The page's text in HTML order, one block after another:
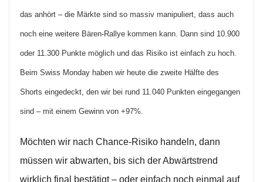
das anhört – die Märkte sind so massiv manipuliert, dass auch
noch eine weitere Bären-Rallye kommen kann. Dann sind 10.900
oder 11.300 Punkte möglich und das Risiko ist einfach zu hoch.
Beim Swiss Monday haben wir heute die zweite Hälfte des
Shorts eingedeckt, den wir bei rund 11.040 Punkten eingegangen
sind – mit einem Gewinn von +97%.
Möchten wir nach Chance-Risiko handeln, dann
müssen wir abwarten, bis sich der Abwärtstrend
wirklich final bestätigt – oder einfach noch einmal auf